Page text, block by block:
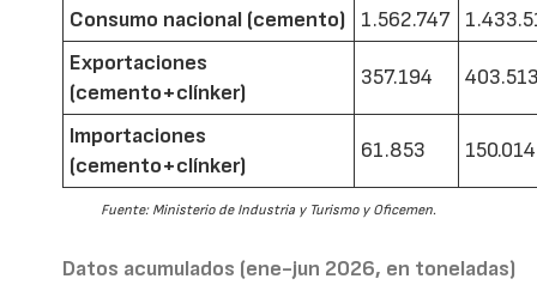
Consumo nacional (cemento)
1.562.747
Exportaciones
(cemento+clínker)
357.194
Importaciones
(cemento+clínker)
61.853 150.014
Fuente: Ministerio de Industria y Turismo y Oficemen.
Datos acumulados (ene-jun 2026, en toneladas)